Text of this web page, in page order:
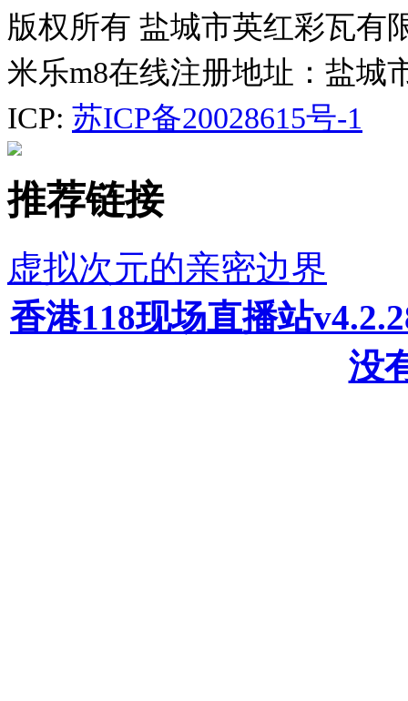
版权所有 盐城市英红彩瓦有
米乐m8在线注册地址：盐城
ICP: 苏ICP备20028615号-1
推荐链接
虚拟次元的亲密边界
香港118现场直播站
没